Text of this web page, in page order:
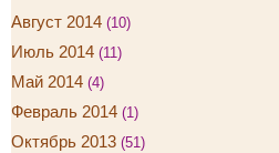
Август 2014 (10)
Июль 2014 (11)
Май 2014 (4)
Февраль 2014 (1)
Октябрь 2013 (51)